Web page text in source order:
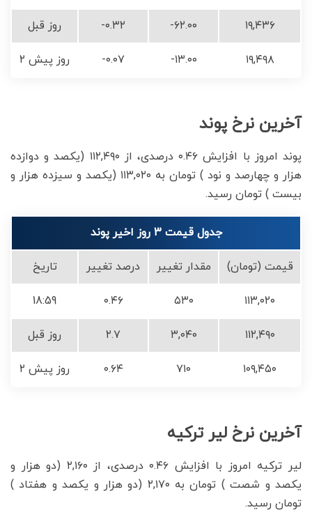
۱۹,۴۳۶ -۶۲.۰۰ -۰.۳۲ روز قبل
۱۹,۴۹۸ -۱۳.۰۰ -۰.۰۷ ۲ روز پیش
آخرین نرخ پوند
پوند امروز با افزایش ۰.۴۶ درصدی، از ۱۱۲,۴۹۰ (یکصد و دوازده
هزار و چهارصد و نود ) تومان به ۱۱۳,۰۲۰ (یکصد و سیزده هزار و
بیست ) تومان رسید.
جدول قیمت 3 روز اخیر پوند
قیمت (تومان) مقدار تغییر درصد تغییر تاریخ
۱۱۳,۰۲۰ ۵۳۰ ۰.۴۶ 18:59
۱۱۲,۴۹۰ ۳,۰۴۰ ۲.۷ روز قبل
۱۰۹,۴۵۰ ۷۱۰ ۰.۶۴ ۲ روز پیش
آخرین نرخ لیر ترکیه
لیر ترکیه امروز با افزایش ۰.۴۶ درصدی، از ۲,۱۶۰ (دو هزار و
یکصد و شصت ) تومان به ۲,۱۷۰ (دو هزار و یکصد و هفتاد )
تومان رسید.